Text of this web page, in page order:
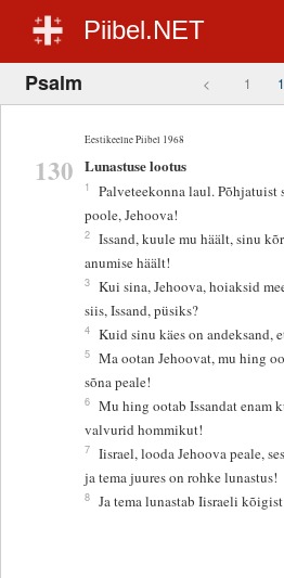
Piibel.NET
Psalm < 1
Eestikeelne Piibel 1968
130 Lunastuse lootus
1
Palveteekonna laul. Põhjatuist
poole, Jehoova!
2 Issand, kuule mu häält, sinu
anumise häält!
3 Kui sina, Jehoova, hoiaksid
siis, Issand, püsiks?
4 Kuid sinu käes on andeksand,
5 Ma ootan Jehoovat, mu hing
sõna peale!
6 Mu hing ootab Issandat
valvurid hommikut!
7 Iisrael, looda Jehoova peale,
ja tema juures on rohke lunastus!
8 Ja tema lunastab Iisraeli